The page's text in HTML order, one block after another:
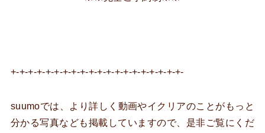
+-+-+-+-+-+-+-+-+-+-+-+-+-+-+-+-+-+-+-+-
suumoでは、より詳しく動画やイクリアのことがもっと
分かる写真なども掲載していますので、是非ご覧にくだ